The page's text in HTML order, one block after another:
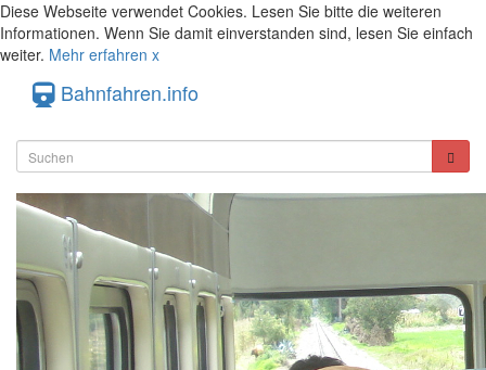
Diese Webseite verwendet Cookies. Lesen Sie bitte die weiteren
Informationen. Wenn Sie damit einverstanden sind, lesen Sie einfach
weiter. Mehr erfahren x
Bahnfahren.info